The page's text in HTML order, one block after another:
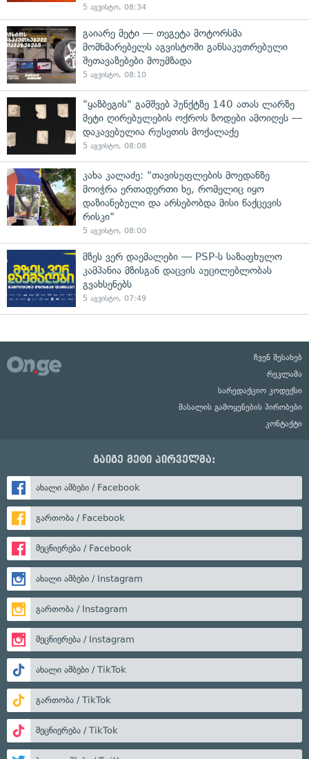
5 აგვისტო, 08:34
გაიარე მეტი — თეგეტა მოტორსმა
მომხმარებელს აგვისტოში განსაკუთრებული
შეთავაზებები მოუმზადა
5 აგვისტო, 08:10
"ყაზბეგის" გამშვებ პუნქტზე 140 ათას ლარზე
მეტი ღირებულების ოქროს ზოდები ამოიღეს —
დაკავებულია რუსეთის მოქალაქე
5 აგვისტო, 08:08
კახა კალაძე: "თავისუფლების მოედანზე
მოიჭრა ერთადერთი ხე, რომელიც იყო
დაზიანებული და არსებობდა მისი წაქცევის
რისკი"
5 აგვისტო, 08:00
მზეს ვერ დაემალები — PSP-ს საზაფხულო
კამპანია მზისგან დაცვის აუცილებლობას
გვახსენებს
5 აგვისტო, 07:49
ჩვენ შესახებ
რეკლამა
სარედაქციო კოდექსი
მასალის გამოყენების პირობები
კონტაქტი
გაიგე მეტი პირველმა:
ახალი ამბები / Facebook
გართობა / Facebook
მეცნიერება / Facebook
ახალი ამბები / Instagram
გართობა / Instagram
მეცნიერება / Instagram
ახალი ამბები / TikTok
გართობა / TikTok
მეცნიერება / TikTok